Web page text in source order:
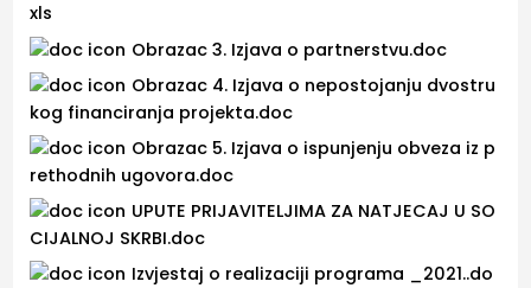
xls
Obrazac 3. Izjava o partnerstvu.doc
Obrazac 4. Izjava o nepostojanju dvostru
kog financiranja projekta.doc
Obrazac 5. Izjava o ispunjenju obveza iz p
rethodnih ugovora.doc
UPUTE PRIJAVITELJIMA ZA NATJECAJ U SO
CIJALNOJ SKRBI.doc
Izvjestaj o realizaciji programa _2021..do